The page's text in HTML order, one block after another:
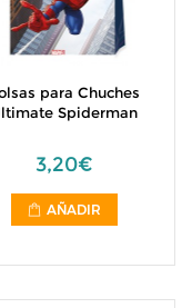
para Chuches
Spiderman
3,20€
AÑADIR